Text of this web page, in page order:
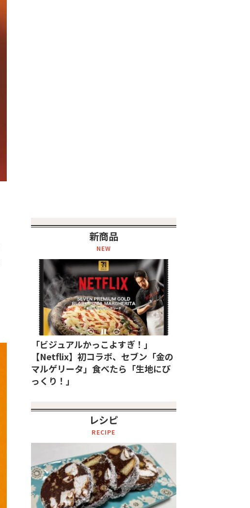
新商品
NEW
「ビジュアルかっこよすぎ！」
【Netflix】初コラボ、セブン「金の
マルゲリータ」食べたら「生地にび
っくり！」
レシピ
RECIPE